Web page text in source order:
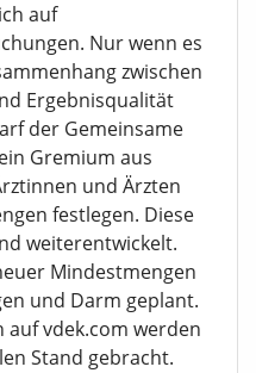
auf
Nur wenn es
zwischen
Ergebnisqualität
der Gemeinsame
Gremium aus
und Ärzten
festlegen. Diese
weiterentwickelt.
Mindestmengen
und Darm geplant.
vdek.com werden
Stand gebracht.